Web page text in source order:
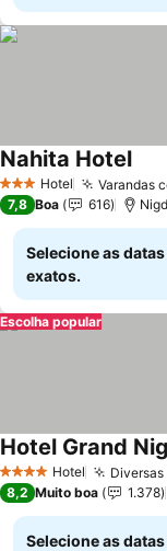
3 EstrelasHotel Varandas
Nahita Hotel
7,8 Boa 616
Selecione as
exatos.
Escolha popular
4 EstrelasHotel
Hotel Grand
8,2 Muito boa 1.378
Selecione as